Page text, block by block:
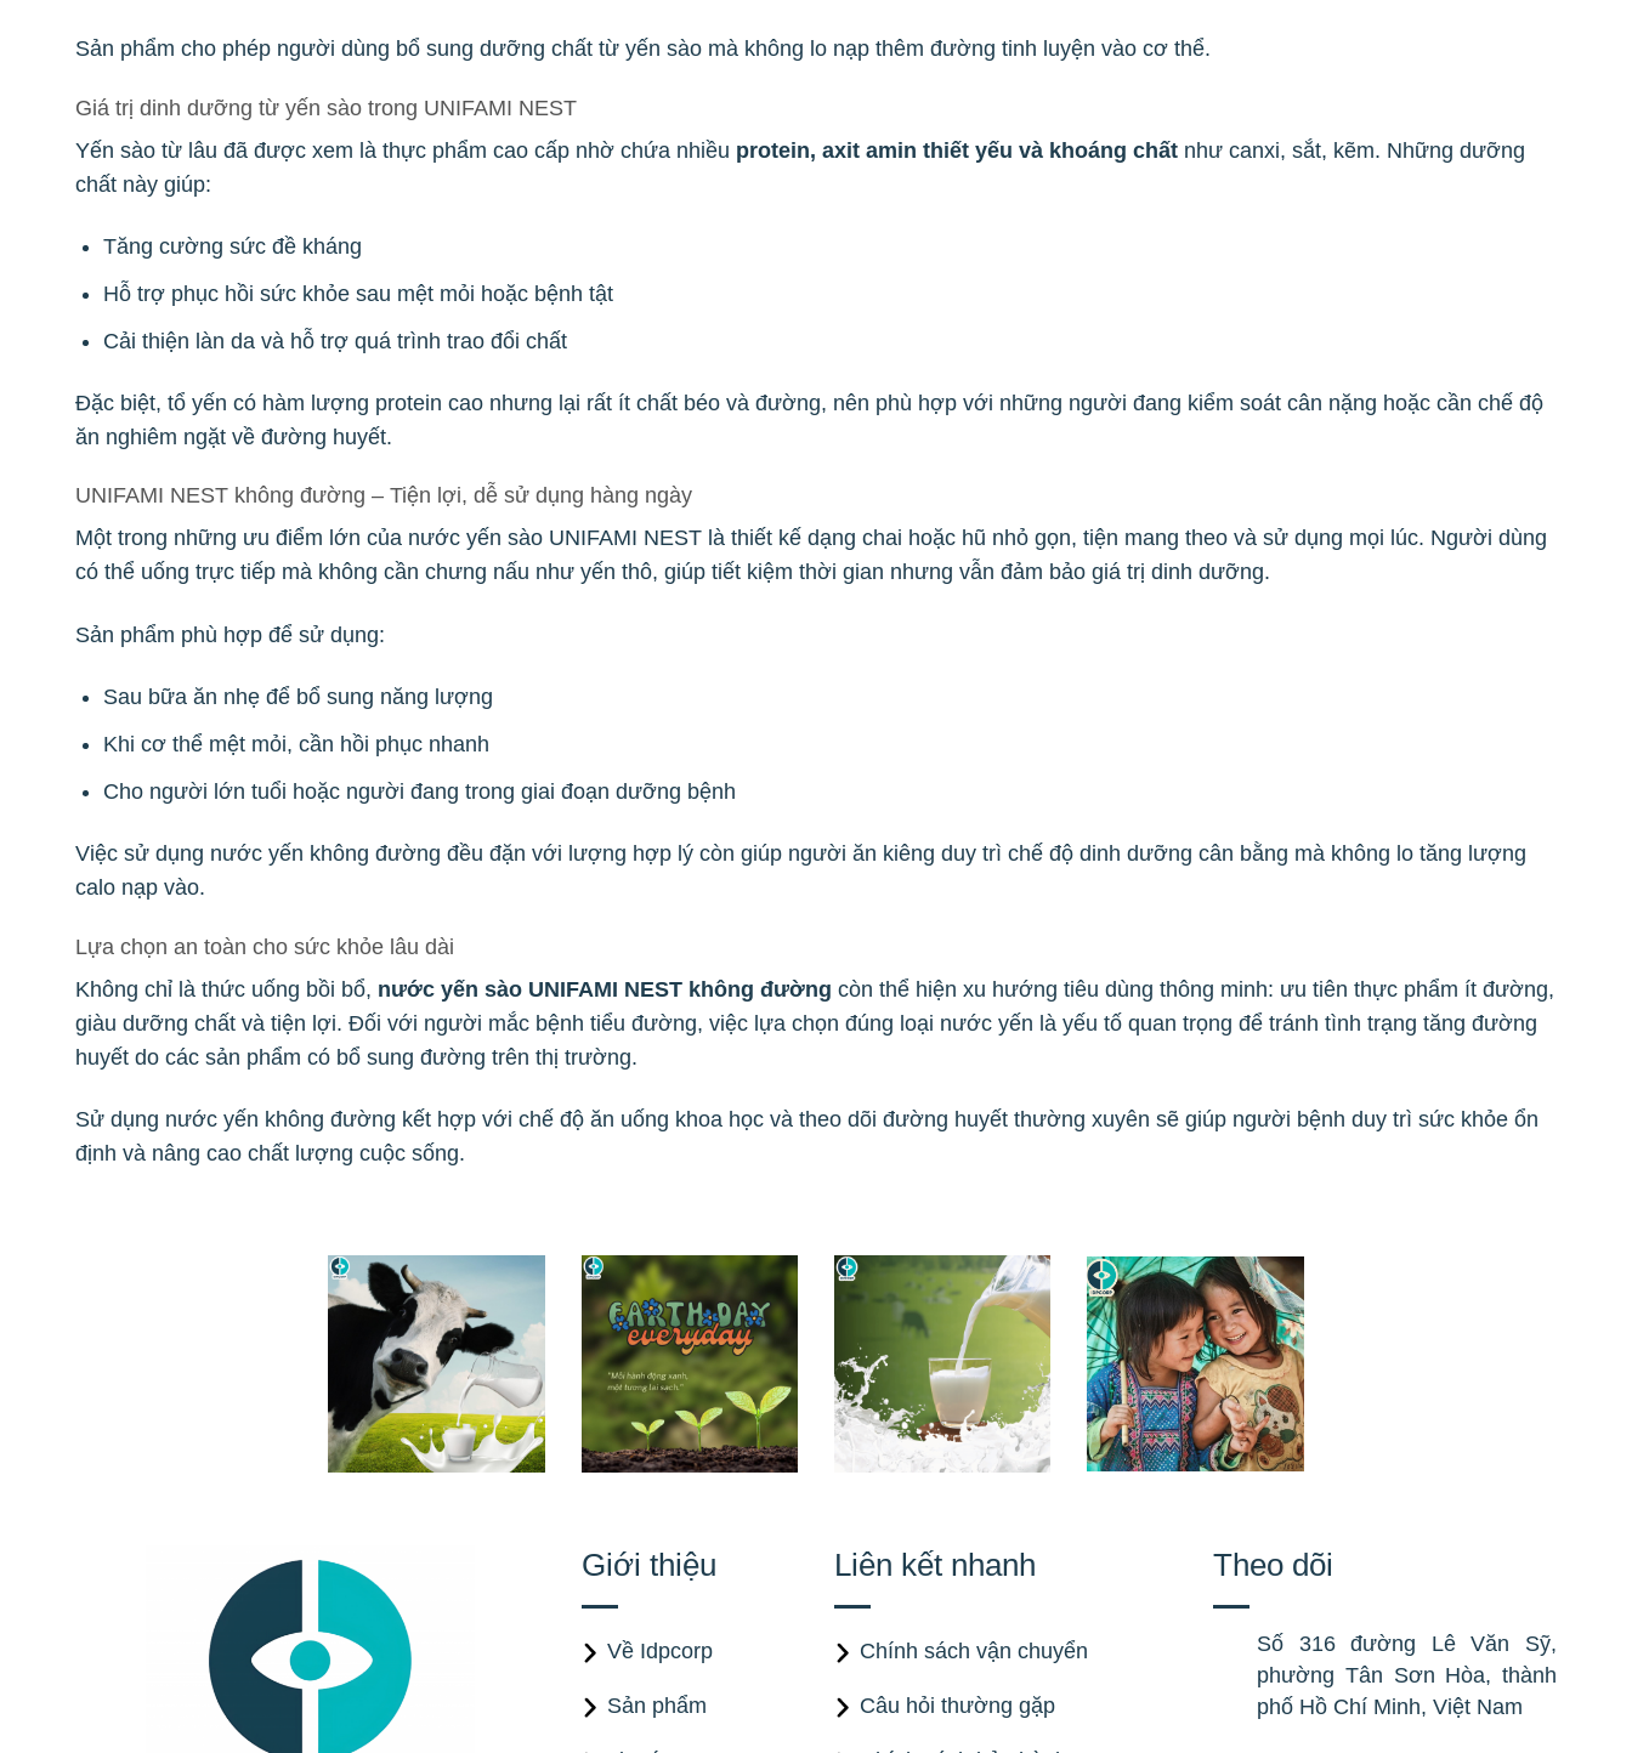
Sản phẩm cho phép người dùng bổ sung dưỡng chất từ yến sào mà không lo nạp thêm đường tinh luyện vào cơ thể.
Giá trị dinh dưỡng từ yến sào trong UNIFAMI NEST
Yến sào từ lâu đã được xem là thực phẩm cao cấp nhờ chứa nhiều protein, axit amin thiết yếu và khoáng chất như canxi, sắt, kẽm. Những dưỡng
chất này giúp:
Tăng cường sức đề kháng
Hỗ trợ phục hồi sức khỏe sau mệt mỏi hoặc bệnh tật
Cải thiện làn da và hỗ trợ quá trình trao đổi chất
Đặc biệt, tổ yến có hàm lượng protein cao nhưng lại rất ít chất béo và đường, nên phù hợp với những người đang kiểm soát cân nặng hoặc cần chế độ
ăn nghiêm ngặt về đường huyết.
UNIFAMI NEST không đường – Tiện lợi, dễ sử dụng hàng ngày
Một trong những ưu điểm lớn của nước yến sào UNIFAMI NEST là thiết kế dạng chai hoặc hũ nhỏ gọn, tiện mang theo và sử dụng mọi lúc. Người dùng
có thể uống trực tiếp mà không cần chưng nấu như yến thô, giúp tiết kiệm thời gian nhưng vẫn đảm bảo giá trị dinh dưỡng.
Sản phẩm phù hợp để sử dụng:
Sau bữa ăn nhẹ để bổ sung năng lượng
Khi cơ thể mệt mỏi, cần hồi phục nhanh
Cho người lớn tuổi hoặc người đang trong giai đoạn dưỡng bệnh
Việc sử dụng nước yến không đường đều đặn với lượng hợp lý còn giúp người ăn kiêng duy trì chế độ dinh dưỡng cân bằng mà không lo tăng lượng
calo nạp vào.
Lựa chọn an toàn cho sức khỏe lâu dài
Không chỉ là thức uống bồi bổ, nước yến sào UNIFAMI NEST không đường còn thể hiện xu hướng tiêu dùng thông minh: ưu tiên thực phẩm ít đường,
giàu dưỡng chất và tiện lợi. Đối với người mắc bệnh tiểu đường, việc lựa chọn đúng loại nước yến là yếu tố quan trọng để tránh tình trạng tăng đường
huyết do các sản phẩm có bổ sung đường trên thị trường.
Sử dụng nước yến không đường kết hợp với chế độ ăn uống khoa học và theo dõi đường huyết thường xuyên sẽ giúp người bệnh duy trì sức khỏe ổn
định và nâng cao chất lượng cuộc sống.
Giới thiệu
Về Idpcorp
Sản phẩm
Liên kết nhanh
Chính sách vận chuyển
Câu hỏi thường gặp
Theo dõi
Số 316 đường Lê Văn Sỹ,
phường Tân Sơn Hòa, thành
phố Hồ Chí Minh, Việt Nam